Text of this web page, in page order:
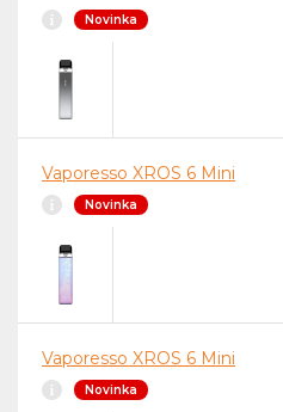
Novinka
Vaporesso XROS 6 Mini
Novinka
Vaporesso XROS 6 Mini
Novinka